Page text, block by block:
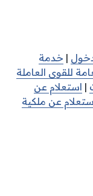
| خدمة
للقوى العاملة
| استعلام عن
عن ملكية